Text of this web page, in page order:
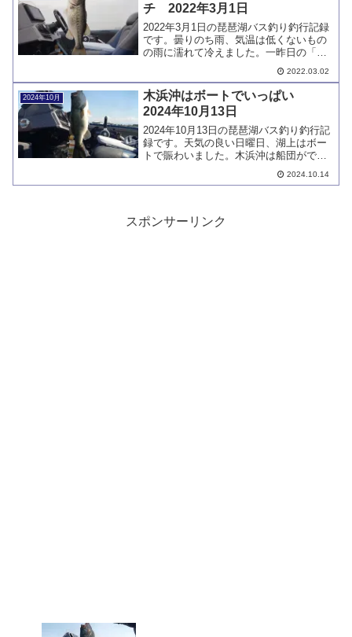
チ 2022年3月1日
2022年3月1日の琵琶湖バス釣り釣行記録
です。曇りのち雨、気温は低くないもの
の雨に濡れて冷えました。一昨日の「に
っしいガイド」で得た知識を参考にして
今年の初バスを含め2本キャッチです。気
温上昇でバスの動きも変わってきたよう
です。
2022.03.02
2024年10月
木浜沖はボートでいっぱい
2024年10月13日
2024年10月13日の琵琶湖バス釣り釣行記
録です。天気の良い日曜日、湖上はボー
トで賑わいました。木浜沖は船団ができ
ていてボートを停める場所を探すのもた
いへんです。リアクションダウンショッ
2024.10.14
スポンサーリンク